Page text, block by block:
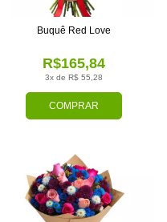
COMPRAR
3x de R$ 55,28
R$165,84
Buquê Red Love